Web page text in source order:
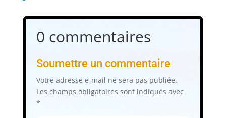
0 commentaires
Soumettre un commentaire
Votre adresse e-mail ne sera pas publiée.
Les champs obligatoires sont indiqués avec
*